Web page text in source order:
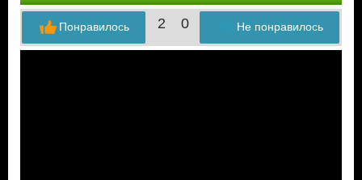
2 0 Не понравилось
Понравилось